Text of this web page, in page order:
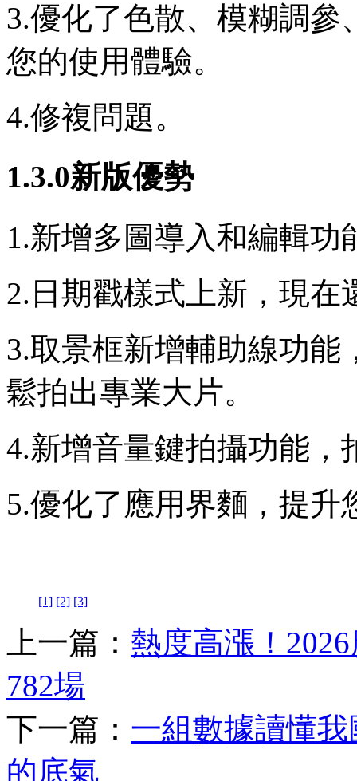
3.優化了色散、模糊調
您的使用體驗。
4.修複問題。
1.3.0新版優勢
1.新增多圖導入和編輯
2.日期戳樣式上新，現
3.取景框新增輔助線功
鬆拍出專業大片。
4.新增音量鍵拍攝功能，
5.優化了應用界麵，提升
[1] [2] [3]
上一篇： 熱度高漲！
782場
下一篇： 一組數據讀懂
的底氣